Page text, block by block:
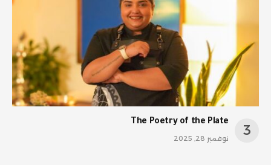
The Poetry of the Plate
نوفمبر 28, 2025